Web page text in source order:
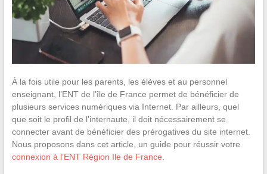
À la fois utile pour les parents, les élèves et au personnel
enseignant, l’ENT de l’île de France permet de bénéficier de
plusieurs services numériques via Internet. Par ailleurs, quel
que soit le profil de l’internaute, il doit nécessairement se
connecter avant de bénéficier des prérogatives du site internet.
Nous proposons dans cet article, un guide pour réussir votre
connexion à l’ENT Région Ile de France.